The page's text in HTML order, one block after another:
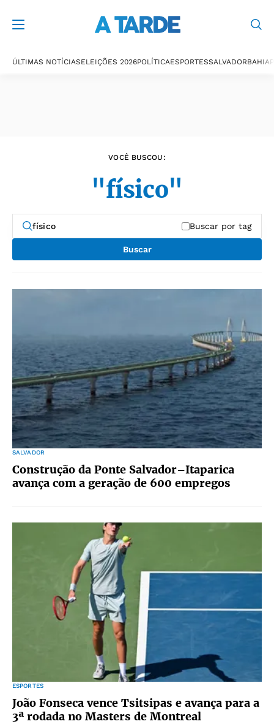
ÚLTIMAS NOTÍCIASELEIÇÕES 2026POLÍTICAESPORTESSALVADORBAHIA
VOCÊ BUSCOU:
"físico"
Buscar por tag
Buscar
SALVADOR
Construção da Ponte Salvador–Itaparica
avança com a geração de 600 empregos
ESPORTES
João Fonseca vence Tsitsipas e avança para a
3ª rodada no Masters de Montreal